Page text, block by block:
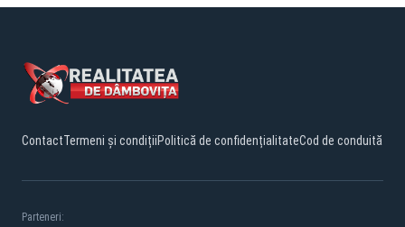
ContactTermeni și condițiiPolitică de confidențialitateCod de conduită
Parteneri: